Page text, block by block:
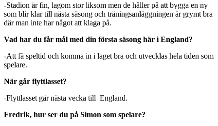
-Stadion är fin, lagom stor liksom men de håller på att bygga en ny
som blir klar till nästa säsong och träningsanläggningen är grymt bra
där man inte har något att klaga på.
Vad har du får mål med din första säsong här i England?
-Att få speltid och komma in i laget bra och utvecklas hela tiden som
spelare.
När går flyttlasset?
-Flyttlasset går nästa vecka till England.
Fredrik, hur ser du på Simon som spelare?